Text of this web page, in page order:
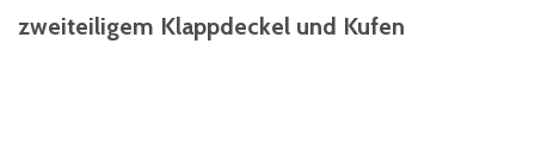
zweiteiligem Klappdeckel und Kufen